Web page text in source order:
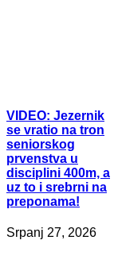
VIDEO: Jezernik
se vratio na tron
seniorskog
prvenstva u
disciplini 400m, a
uz to i srebrni na
preponama!
Srpanj 27, 2026